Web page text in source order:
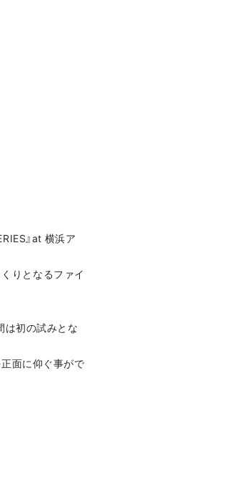
』at 横浜ア
りとなるファイ
は初の試みとな
面に仰ぐ事がで